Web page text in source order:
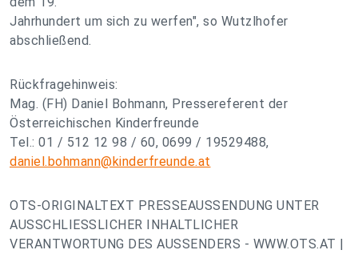
Jahrhundert um sich zu werfen", so Wutzlhofer
abschließend.
Rückfragehinweis:
Mag. (FH) Daniel Bohmann, Pressereferent der
Österreichischen Kinderfreunde
Tel.: 01 / 512 12 98 / 60, 0699 / 19529488,
daniel.bohmann@kinderfreunde.at
OTS-ORIGINALTEXT PRESSEAUSSENDUNG UNTER
AUSSCHLIESSLICHER INHALTLICHER
VERANTWORTUNG DES AUSSENDERS - WWW.OTS.AT |